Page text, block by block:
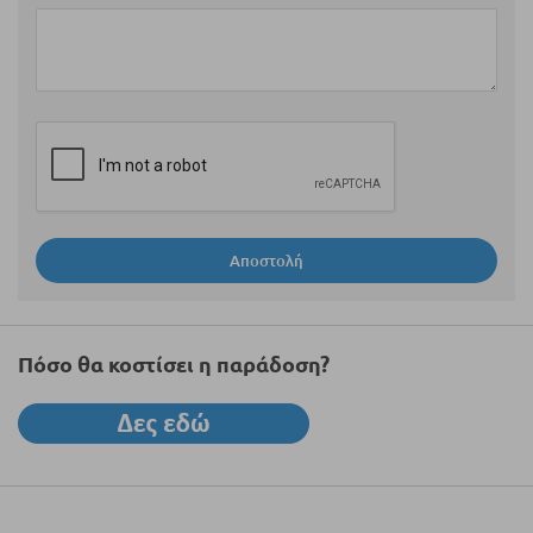
Αποστολή
Πόσο θα κοστίσει η παράδοση?